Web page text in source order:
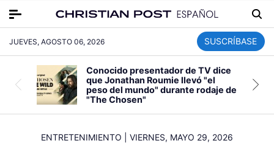
JUEVES, AGOSTO 06, 2026 SUSCRÍBASE
Conocido presentador de TV dice
que Jonathan Roumie llevó "el
peso del mundo" durante rodaje de
"The Chosen"
ENTRETENIMIENTO VIERNES, MAYO 29, 2026